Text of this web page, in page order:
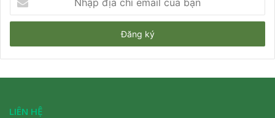
địa
chỉ
của
bạn
LIÊN HỆ